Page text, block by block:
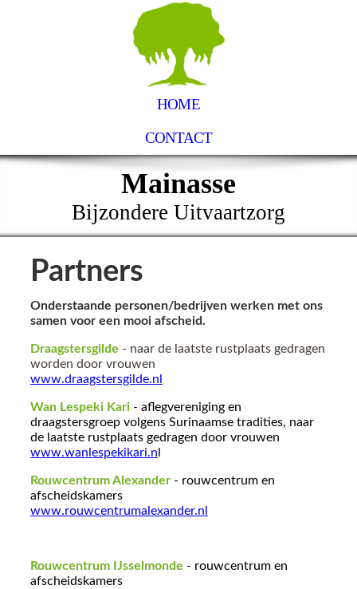
HOME
CONTACT
Mainasse
Bijzondere Uitvaartzorg
Partners
Onderstaande personen/bedrijven werken met ons
samen voor een mooi afscheid.
Draagstersgilde - naar de laatste rustplaats gedragen
worden door vrouwen
www.draagstersgilde.nl
Wan Lespeki Kari - aflegvereniging en
draagstersgroep volgens Surinaamse tradities, naar
de laatste rustplaats gedragen door vrouwen
www.wanlespekikari.n
Rouwcentrum Alexander - rouwcentrum en
afscheidskamers
www.rouwcentrumalexander.nl
Rouwcentrum IJsselmonde - rouwcentrum en
afscheidskamers